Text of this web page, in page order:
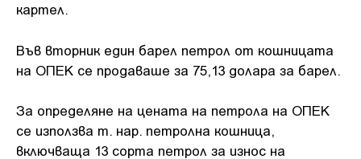
картел.
Във вторник един барел петрол от кошницата
на ОПЕК се продаваше за 75,13 долара за барел.
За определяне на цената на петрола на ОПЕК
се използва т. нар. петролна кошница,
включваща 13 сорта петрол за износ на